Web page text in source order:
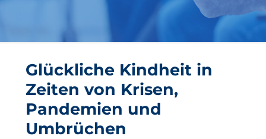
Glückliche Kindheit in
Zeiten von Krisen,
Pandemien und
Umbrüchen